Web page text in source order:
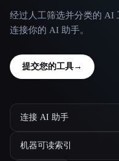
经过人工筛选并分类的 AI
连接你的 AI 助手。
提交您的工具→
连接 AI 助手
机器可读索引